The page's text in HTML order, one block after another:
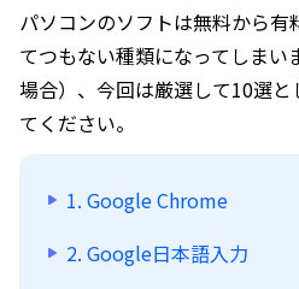
パソコンのソフトは無料から有
てつもない種類になってしま
場合）、今回は厳選して10選
てください。
1. Google Chrome
2. Google日本語入力